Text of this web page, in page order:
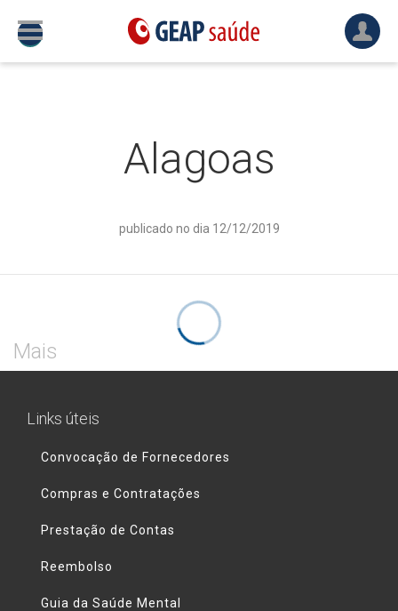
Alagoas
publicado no dia 12/12/2019
Mais
Links úteis
Convocação de Fornecedores
Compras e Contratações
Prestação de Contas
Reembolso
Guia da Saúde Mental